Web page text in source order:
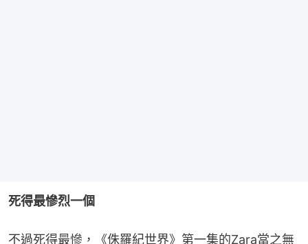
死得最慘烈一個
不過死得最慘，《侏羅紀世界》第一集的Zara當之無